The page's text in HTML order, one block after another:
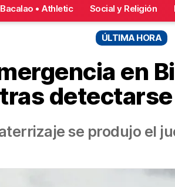
Bacalao • Athletic Social y Religión
ÚLTIMA HORA
en
se produjo el